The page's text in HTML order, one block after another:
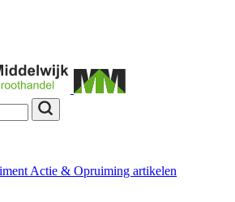
Actie & Opruiming artikelen